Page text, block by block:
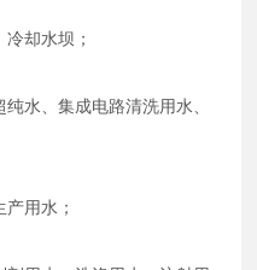
却水坝；
水、集成电路清洗用水、
用水；